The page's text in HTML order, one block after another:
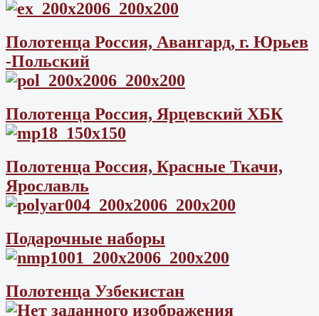
Полотенца Россия, Авангард, г. Юрьев
-Польский
Полотенца Россия, Ярцевский ХБК
Полотенца Россия, Красные Ткачи,
Ярославль
Подарочные наборы
Полотенца Узбекистан